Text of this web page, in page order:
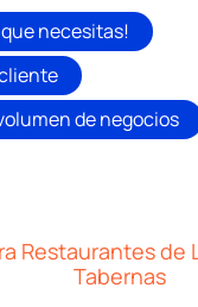
que necesitas!
de negocios
Restaurantes de
Tabernas